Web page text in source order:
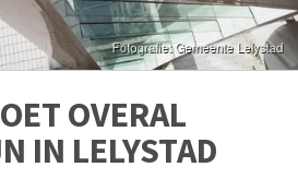
OVERAL
IN LELYSTAD